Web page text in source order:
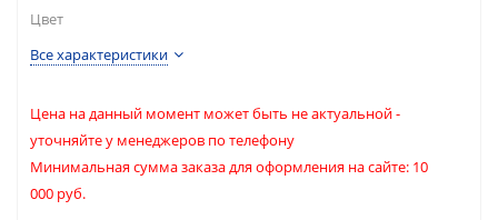
Цвет
Все характеристики
Цена на данный момент может быть не актуальной -
уточняйте у менеджеров по телефону
Минимальная сумма заказа для оформления на сайте: 10
000 руб.